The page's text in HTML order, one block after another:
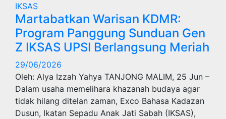
IKSAS
Martabatkan Warisan KDMR:
Program Panggung Sunduan Gen
Z IKSAS UPSI Berlangsung Meriah
29/06/2026
Oleh: Alya Izzah Yahya TANJONG MALIM, 25 Jun –
Dalam usaha memelihara khazanah budaya agar
tidak hilang ditelan zaman, Exco Bahasa Kadazan
Dusun, Ikatan Sepadu Anak Jati Sabah (IKSAS),